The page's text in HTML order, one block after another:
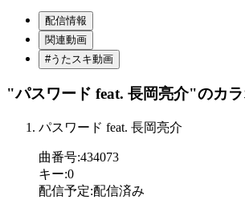
配信情報
関連動画
#うたスキ動画
"パスワード feat. 長岡亮介"のカ
パスワード feat. 長岡亮介
曲番号:434073
キー:0
配信予定:配信済み